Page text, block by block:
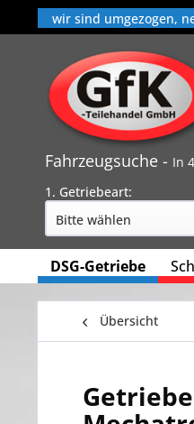
wir sind umgezogen,
Fahrzeugsuche - In
1. Getriebeart:
DSG-Getriebe
Übersicht
Getriebe